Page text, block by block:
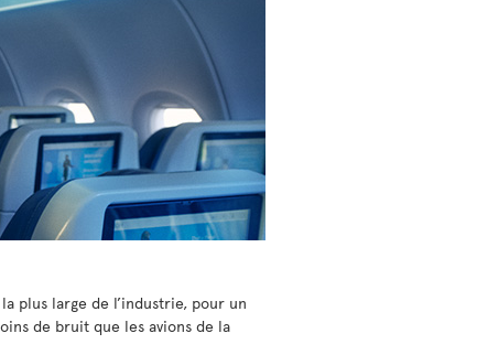
plus large de l’industrie, pour un
de bruit que les avions de la